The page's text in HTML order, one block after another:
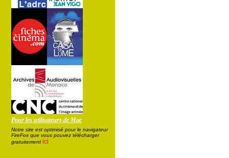
Pour les utilisateurs de Mac
Notre site est optimisé pour le navigateur
FireFox que vous pouvez télécharger
gratuitement ici